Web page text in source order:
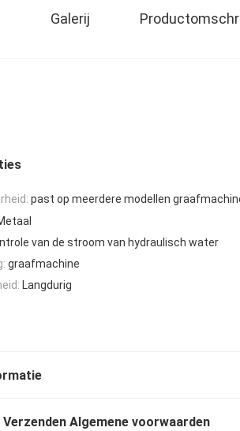
Galerij
past op meerdere modellen
van de stroom van hydraulisch water
graafmachine
Langdurig
Verzenden Algemene voorwaarden